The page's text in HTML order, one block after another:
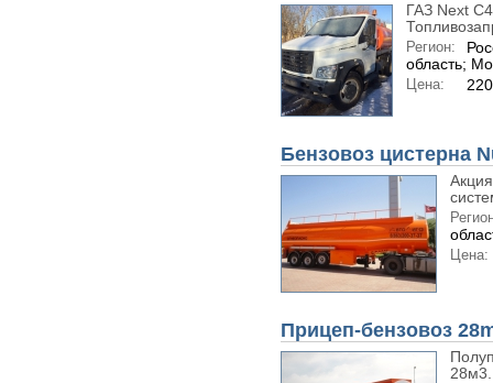
ГАЗ Next
Регион:
область;
Цена:
Бензовоз цистерна
Цена:
Прицеп-бензовоз
28м3.